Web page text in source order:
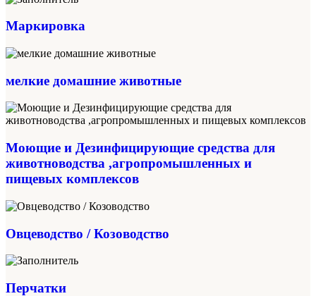
Маркировка
мелкие домашние животные
Моющие и Дезинфицирующие средства для
животноводства ,агропромышленных и
пищевых комплексов
Овцеводство / Козоводство
Перчатки